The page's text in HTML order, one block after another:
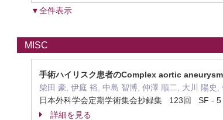
▼全件表示
MISC
手術ハイリスク患者のComplex aortic
柴田 豪, 伊庭 裕, 中島 智博, 仲澤 順二, 大川 陽史
日本外科学会定期学術集会抄録集 123回 SF -
詳細を見る